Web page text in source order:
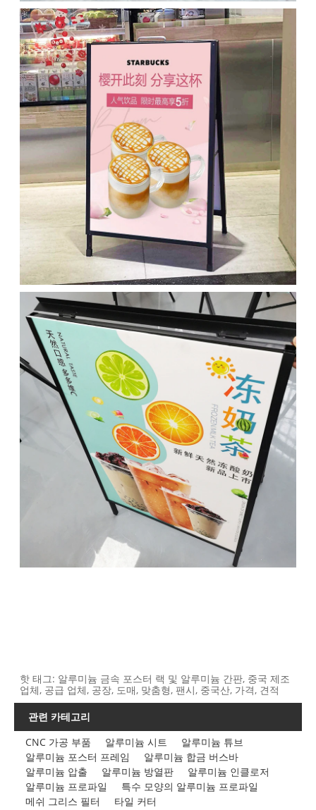
핫 태그: 알루미늄 금속 포스터 랙 및 알루미늄 간판, 중국 제조
업체, 공급 업체, 공장, 도매, 맞춤형, 팬시, 중국산, 가격, 견적
관련 카테고리
CNC 가공 부품
알루미늄 시트
알루미늄 튜브
알루미늄 포스터 프레임
알루미늄 합금 버스바
알루미늄 압출
알루미늄 방열판
알루미늄 인클로저
알루미늄 프로파일
특수 모양의 알루미늄 프로파일
메쉬 그리스 필터
타일 ​​커터